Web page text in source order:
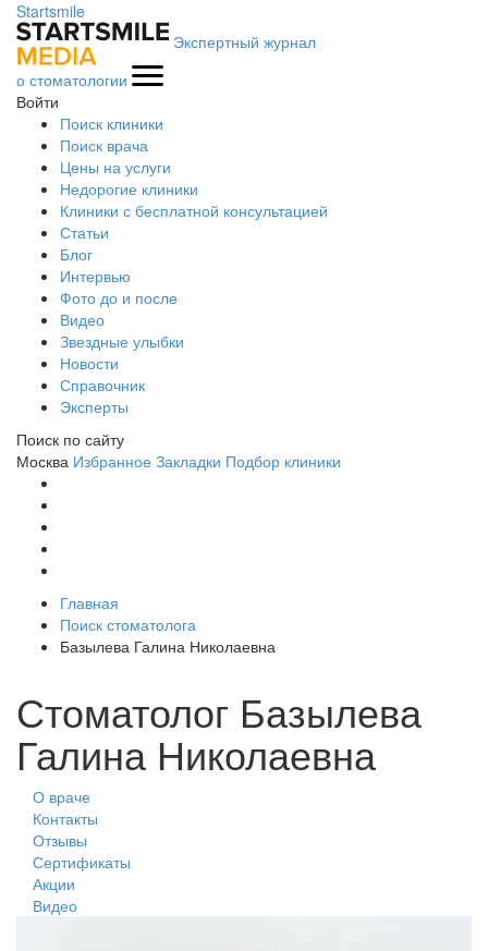
Startsmile
Экспертный журнал
о стоматологии
Войти
Поиск клиники
Поиск врача
Цены на услуги
Недорогие клиники
Клиники с бесплатной консультацией
Статьи
Блог
Интервью
Фото до и после
Видео
Звездные улыбки
Новости
Справочник
Эксперты
Поиск по сайту
Москва Избранное Закладки Подбор клиники
Главная
Поиск стоматолога
Базылева Галина Николаевна
Стоматолог Базылева
Галина Николаевна
О враче
Контакты
Отзывы
Сертификаты
Акции
Видео